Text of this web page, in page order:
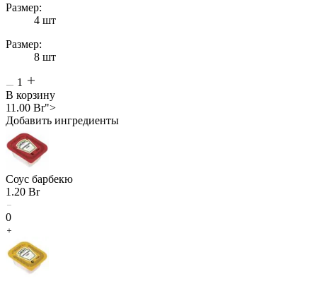
Размер:
4 шт
Размер:
8 шт
1
В корзину
11.00 Br">
Добавить ингредиенты
Соус барбекю
1.20 Br
0